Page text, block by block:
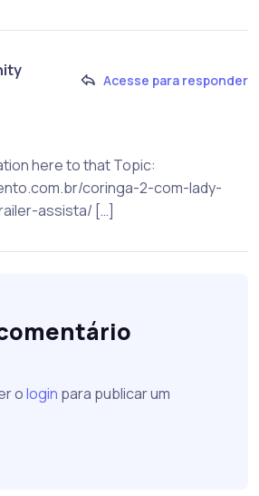
Acesse para responder
here to that Topic:
coringa-2-com-lady-
assista/ […]
ologin para publicar um